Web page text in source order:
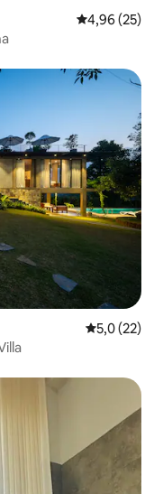
5 üzerinden
4,96 (25)
arasında
5 üzerinden
5,0 (22)